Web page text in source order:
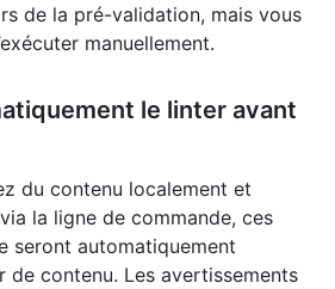
de la pré-validation, mais vous
manuellement.
le linter avant
du contenu localement et
la ligne de commande, ces
seront automatiquement
de contenu. Les avertissements